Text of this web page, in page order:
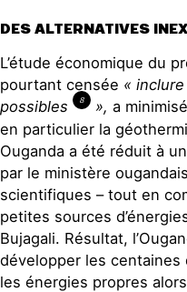
DES ALTERNATIVES
L’étude économique du
pourtant censée «
possibles
8 », a
en particulier la
Ouganda a été réduit à
par le ministère
scientifiques – tout en
petites sources
Bujagali. Résultat,
développer les centaines
les énergies propres